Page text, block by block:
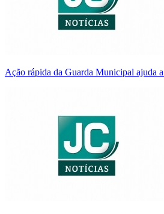
Ação rápida da Guarda Municipal ajuda